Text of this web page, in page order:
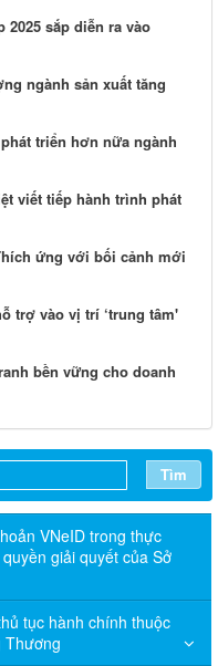
sắp diễn ra vào
ngành sản xuất tăng
triển hơn nữa ngành
viết tiếp hành trình phát
ứng với bối cảnh mới
trợ vào vị trí ‘trung tâm'
bền vững cho doanh
Tìm
VNeID trong thực
giải quyết của Sở
tục hành chính thuộc
Thương